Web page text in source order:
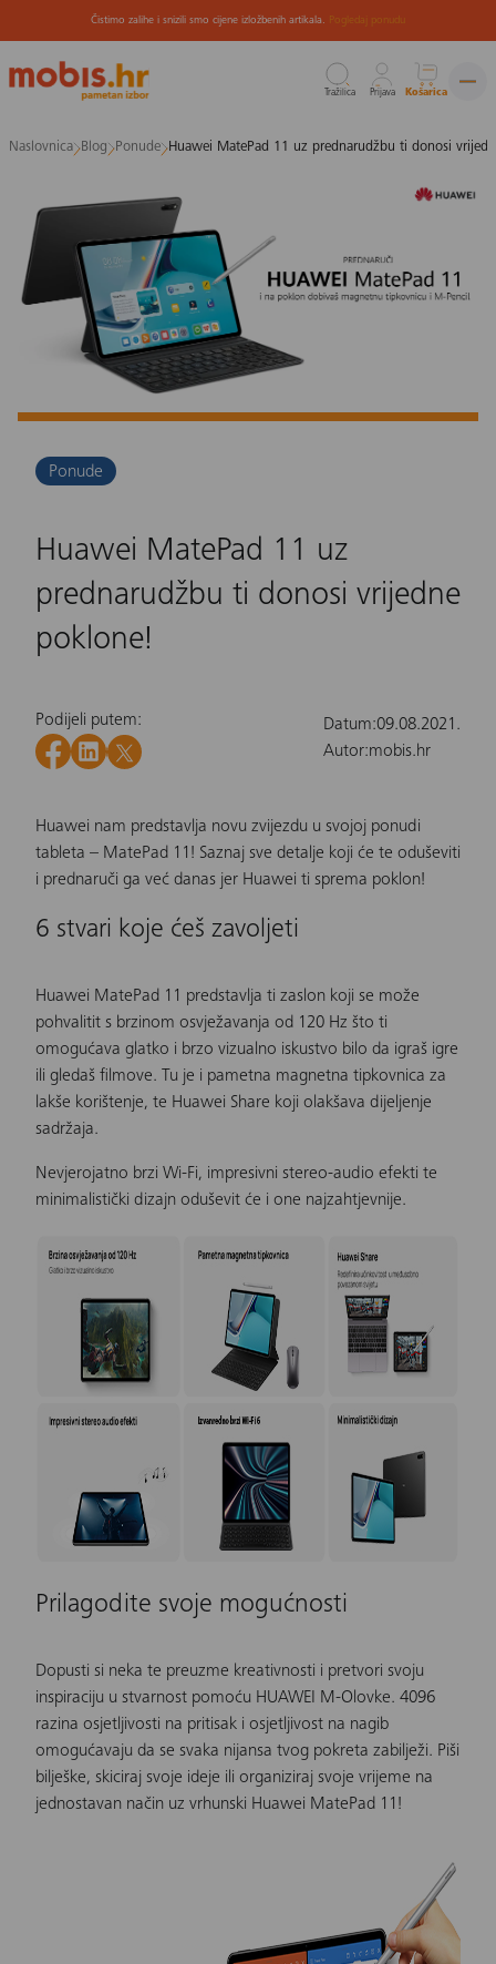
na
Čistimo zalihe i snizili smo cijene izložbenih artikala. Pogledaj ponudu
Tražilica Prijava Košarica
Naslovnica Blog Ponude Huawei MatePad 11 uz prednarudžbu ti donosi
Ponude
Huawei MatePad 11 uz
prednarudžbu ti donosi vrijedne
poklone!
Podijeli putem: Datum:09.08.2021.
Autor:mobis.hr
Huawei nam predstavlja novu zvijezdu u svojoj ponudi
tableta – MatePad 11! Saznaj sve detalje koji će te oduševiti
i prednaruči ga već danas jer Huawei ti sprema poklon!
6 stvari koje ćeš zavoljeti
Huawei MatePad 11 predstavlja ti zaslon koji se može
pohvalitit s brzinom osvježavanja od 120 Hz što ti
omogućava glatko i brzo vizualno iskustvo bilo da igraš igre
ili gledaš filmove. Tu je i pametna magnetna tipkovnica za
lakše korištenje, te Huawei Share koji olakšava dijeljenje
sadržaja.
Nevjerojatno brzi Wi-Fi, impresivni stereo-audio efekti te
minimalistički dizajn oduševit će i one najzahtjevnije.
Prilagodite svoje mogućnosti
Dopusti si neka te preuzme kreativnosti i pretvori svoju
inspiraciju u stvarnost pomoću HUAWEI M-Olovke. 4096
razina osjetljivosti na pritisak i osjetljivost na nagib
omogućavaju da se svaka nijansa tvog pokreta zabilježi. Piši
bilješke, skiciraj svoje ideje ili organiziraj svoje vrijeme na
jednostavan način uz vrhunski Huawei MatePad 11!